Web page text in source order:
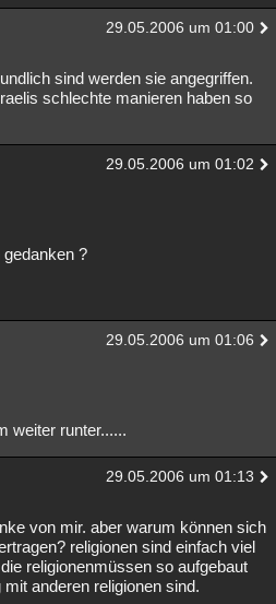
29.05.2006 um 01:00
sind werden sie angegriffen.
schlechte manieren haben so
29.05.2006 um 01:02
?
29.05.2006 um 01:06
weiter runter......
29.05.2006 um 01:13
von mir. aber warum können sich
religionen sind einfach viel
religionenmüssen so aufgebaut
anderen religionen sind.